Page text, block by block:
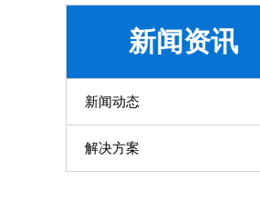
统方案
新闻资讯
新闻动态
解决方案